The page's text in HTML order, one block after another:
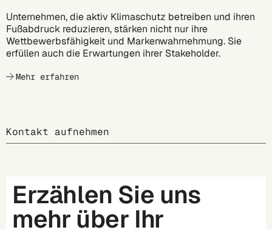
Unternehmen, die aktiv Klimaschutz betreiben und ihren
Fußabdruck reduzieren, stärken nicht nur ihre
Wettbewerbsfähigkeit und Markenwahrnehmung. Sie
erfüllen auch die Erwartungen ihrer Stakeholder.
Mehr erfahren
Kontakt aufnehmen
Erzählen Sie uns
mehr über Ihr